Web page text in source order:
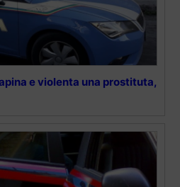
e violenta una prostituta,